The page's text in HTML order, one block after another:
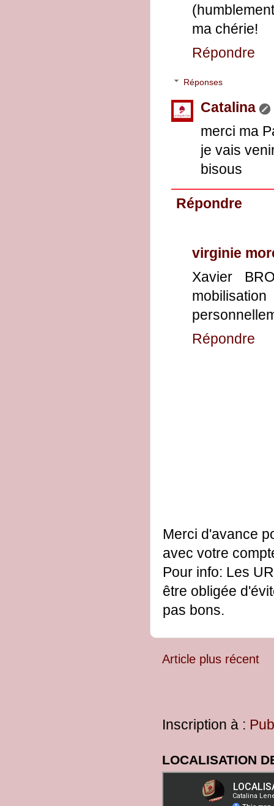
ma chérie!
Répondre
Réponses
Catalina
merci ma
je vais
bisous
Répondre
virginie
Xavier
Répondre
Merci d'avance
avec votre
Pour info: Les
être obligée
pas bons.
Article plus récent
Inscription à :
LOCALISATION